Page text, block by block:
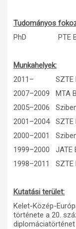
Tudományos
PhD PTE
Munkahelyek:
2011– SZTE
2007–2009 MTA
2005–2006
2001–2004 SZTE
2000–2001
1999–2000 JATE
1998–2011 SZTE
Kutatási terület:
Kelet-Közép-
története a 20.
diplomáciatörténet